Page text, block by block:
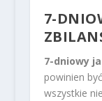
7-
7-dniowy
powinien
wszystkie